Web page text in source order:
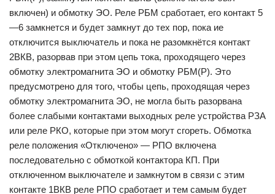
включен) и обмотку ЭО. Реле РБМ сработает, его контакт 5
—6 замкнется и будет замкнут до тех пор, пока ие
отключится выключатель и пока не разомкнётся контакт
2ВКВ, разорвав при этом цепь тока, проходящего через
обмотку электромагнита ЭО и обмотку РБМ(Р). Это
предусмотрено для того, чтобы цепь, проходящая через
обмотку электромагнита ЭО, не могла быть разорвана
более слабыми контактами выходных реле устройства РЗА
или реле РКО, которые при этом могут сгореть. Обмотка
реле положения «Отключено» — РПО включена
последовательно с обмоткой контактора КП. При
отключенном выключателе и замкнутом в связи с этим
контакте 1ВКВ реле РПО сработает и тем самым будет